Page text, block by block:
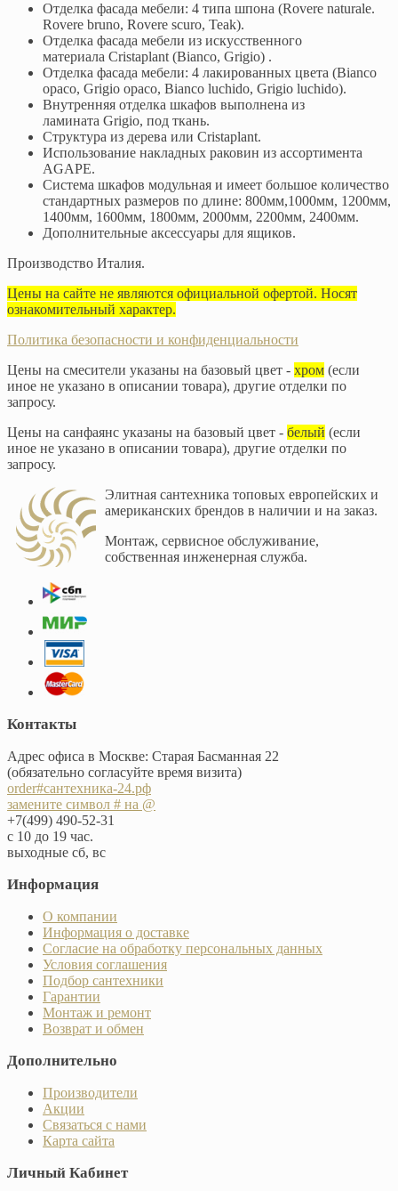
Отделка фасада мебели: 4 типа шпона (Rovere naturale.
Rovere bruno, Rovere scuro, Teak).
Отделка фасада мебели из искусственного
материала Cristaplant (Bianco, Grigio) .
Отделка фасада мебели: 4 лакированных цвета (Bianco
opaco, Grigio opaco, Bianco luchido, Grigio luchido).
Внутренняя отделка шкафов выполнена из
ламината Grigio, под ткань.
Структура из дерева или Cristaplant.
Использование накладных раковин из ассортимента
AGAPE.
Система шкафов модульная и имеет большое количество
стандартных размеров по длине: 800мм,1000мм, 1200мм,
1400мм, 1600мм, 1800мм, 2000мм, 2200мм, 2400мм.
Дополнительные аксессуары для ящиков.
Производство Италия.
Цены на сайте не являются официальной офертой. Носят
ознакомительный характер.
Политика безопасности и конфиденциальности
Цены на смесители указаны на базовый цвет - хром (если
иное не указано в описании товара), другие отделки по
запросу.
Цены на санфаянс указаны на базовый цвет - белый (если
иное не указано в описании товара), другие отделки по
запросу.
Элитная сантехника топовых европейских и
американских брендов в наличии и на заказ.
Монтаж, сервисное обслуживание,
собственная инженерная служба.
Контакты
Адрес офиса в Москве: Старая Басманная 22
(обязательно согласуйте время визита)
order#сантехника-24.рф
замените символ # на @
+7(499) 490-52-31
с 10 до 19 час.
выходные сб, вс
Информация
О компании
Информация о доставке
Согласие на обработку персональных данных
Условия соглашения
Подбор сантехники
Гарантии
Монтаж и ремонт
Возврат и обмен
Дополнительно
Производители
Акции
Связаться с нами
Карта сайта
Личный Кабинет